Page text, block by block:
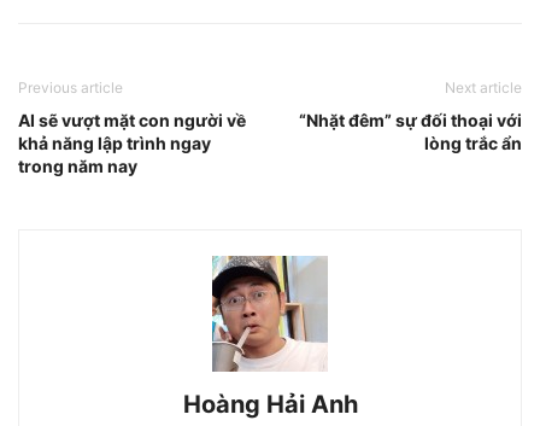
Previous article
AI sẽ vượt mặt con người về
khả năng lập trình ngay
trong năm nay
Next article
“Nhặt đêm” sự đối thoại với
lòng trắc ẩn
Hoàng Hải Anh